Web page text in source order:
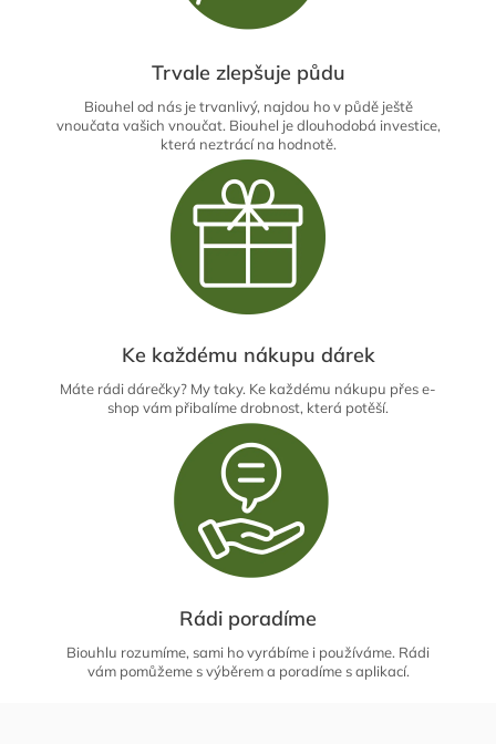
Trvale zlepšuje půdu
Biouhel od nás je trvanlivý, najdou ho v půdě ještě
vnoučata vašich vnoučat. Biouhel je dlouhodobá investice,
která neztrácí na hodnotě.
Ke každému nákupu dárek
Máte rádi dárečky? My taky. Ke každému nákupu přes e-
shop vám přibalíme drobnost, která potěší.
Rádi poradíme
Biouhlu rozumíme, sami ho vyrábíme i používáme. Rádi
vám pomůžeme s výběrem a poradíme s aplikací.